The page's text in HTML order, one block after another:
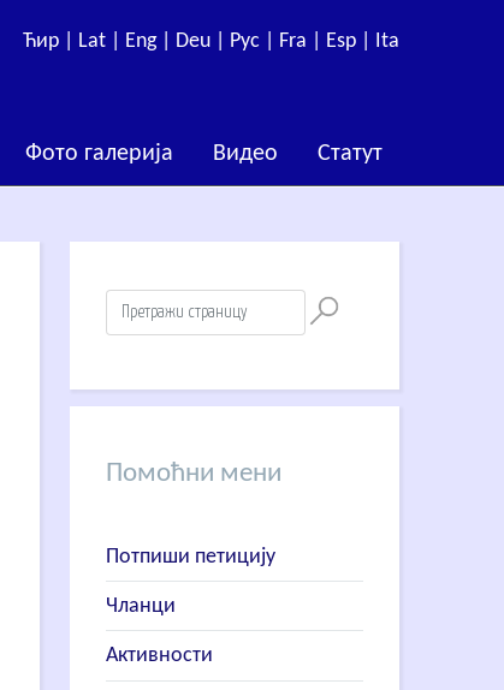
Ћир | Lat | Eng | Deu | Рус | Fra | Esp | Ita
Фото галерија Видео Статут
Помоћни мени
Потпиши петицију
Чланци
Активности